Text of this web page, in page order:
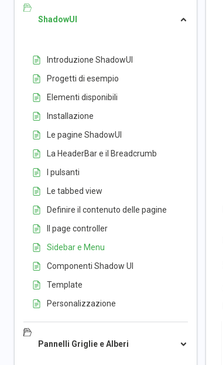
ShadowUI
Introduzione ShadowUI
Progetti di esempio
Elementi disponibili
Installazione
Le pagine ShadowUI
La HeaderBar e il Breadcrumb
I pulsanti
Le tabbed view
Definire il contenuto delle pagine
Il page controller
Sidebar e Menu
Componenti Shadow UI
Template
Personalizzazione
Pannelli Griglie e Alberi